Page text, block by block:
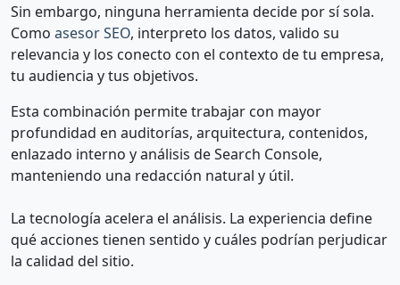
Sin embargo, ninguna herramienta decide por sí sola.
Como asesor SEO, interpreto los datos, valido su
relevancia y los conecto con el contexto de tu empresa,
tu audiencia y tus objetivos.
Esta combinación permite trabajar con mayor
profundidad en auditorías, arquitectura, contenidos,
enlazado interno y análisis de Search Console,
manteniendo una redacción natural y útil.
La tecnología acelera el análisis. La experiencia define
qué acciones tienen sentido y cuáles podrían perjudicar
la calidad del sitio.